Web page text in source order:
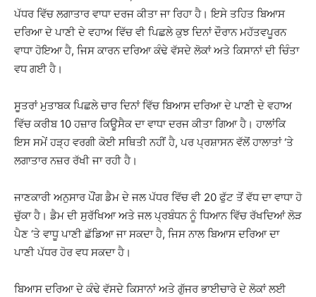
ਪੱਧਰ ਵਿੱਚ ਲਗਾਤਾਰ ਵਾਧਾ ਦਰਜ ਕੀਤਾ ਜਾ ਰਿਹਾ ਹੈ। ਇਸੇ ਤਹਿਤ ਬਿਆਸ
ਦਰਿਆ ਦੇ ਪਾਣੀ ਦੇ ਵਹਾਅ ਵਿੱਚ ਵੀ ਪਿਛਲੇ ਕੁਝ ਦਿਨਾਂ ਦੌਰਾਨ ਮਹੱਤਵਪੂਰਨ
ਵਾਧਾ ਹੋਇਆ ਹੈ, ਜਿਸ ਕਾਰਨ ਦਰਿਆ ਕੰਢੇ ਵੱਸਦੇ ਲੋਕਾਂ ਅਤੇ ਕਿਸਾਨਾਂ ਦੀ ਚਿੰਤਾ
ਵਧ ਗਈ ਹੈ।
ਸੂਤਰਾਂ ਮੁਤਾਬਕ ਪਿਛਲੇ ਚਾਰ ਦਿਨਾਂ ਵਿੱਚ ਬਿਆਸ ਦਰਿਆ ਦੇ ਪਾਣੀ ਦੇ ਵਹਾਅ
ਵਿੱਚ ਕਰੀਬ 10 ਹਜ਼ਾਰ ਕਿਊਸੈਕ ਦਾ ਵਾਧਾ ਦਰਜ ਕੀਤਾ ਗਿਆ ਹੈ। ਹਾਲਾਂਕਿ
ਇਸ ਸਮੇਂ ਹੜ੍ਹ ਵਰਗੀ ਕੋਈ ਸਥਿਤੀ ਨਹੀਂ ਹੈ, ਪਰ ਪ੍ਰਸ਼ਾਸਨ ਵੱਲੋਂ ਹਾਲਾਤਾਂ ‘ਤੇ
ਲਗਾਤਾਰ ਨਜ਼ਰ ਰੱਖੀ ਜਾ ਰਹੀ ਹੈ।
ਜਾਣਕਾਰੀ ਅਨੁਸਾਰ ਪੌਂਗ ਡੈਮ ਦੇ ਜਲ ਪੱਧਰ ਵਿੱਚ ਵੀ 20 ਫੁੱਟ ਤੋਂ ਵੱਧ ਦਾ ਵਾਧਾ ਹੋ
ਚੁੱਕਾ ਹੈ। ਡੈਮ ਦੀ ਸੁਰੱਖਿਆ ਅਤੇ ਜਲ ਪ੍ਰਬੰਧਨ ਨੂੰ ਧਿਆਨ ਵਿੱਚ ਰੱਖਦਿਆਂ ਲੋੜ
ਪੈਣ ‘ਤੇ ਵਾਧੂ ਪਾਣੀ ਛੱਡਿਆ ਜਾ ਸਕਦਾ ਹੈ, ਜਿਸ ਨਾਲ ਬਿਆਸ ਦਰਿਆ ਦਾ
ਪਾਣੀ ਪੱਧਰ ਹੋਰ ਵਧ ਸਕਦਾ ਹੈ।
ਬਿਆਸ ਦਰਿਆ ਦੇ ਕੰਢੇ ਵੱਸਦੇ ਕਿਸਾਨਾਂ ਅਤੇ ਗੁੱਜਰ ਭਾਈਚਾਰੇ ਦੇ ਲੋਕਾਂ ਲਈ